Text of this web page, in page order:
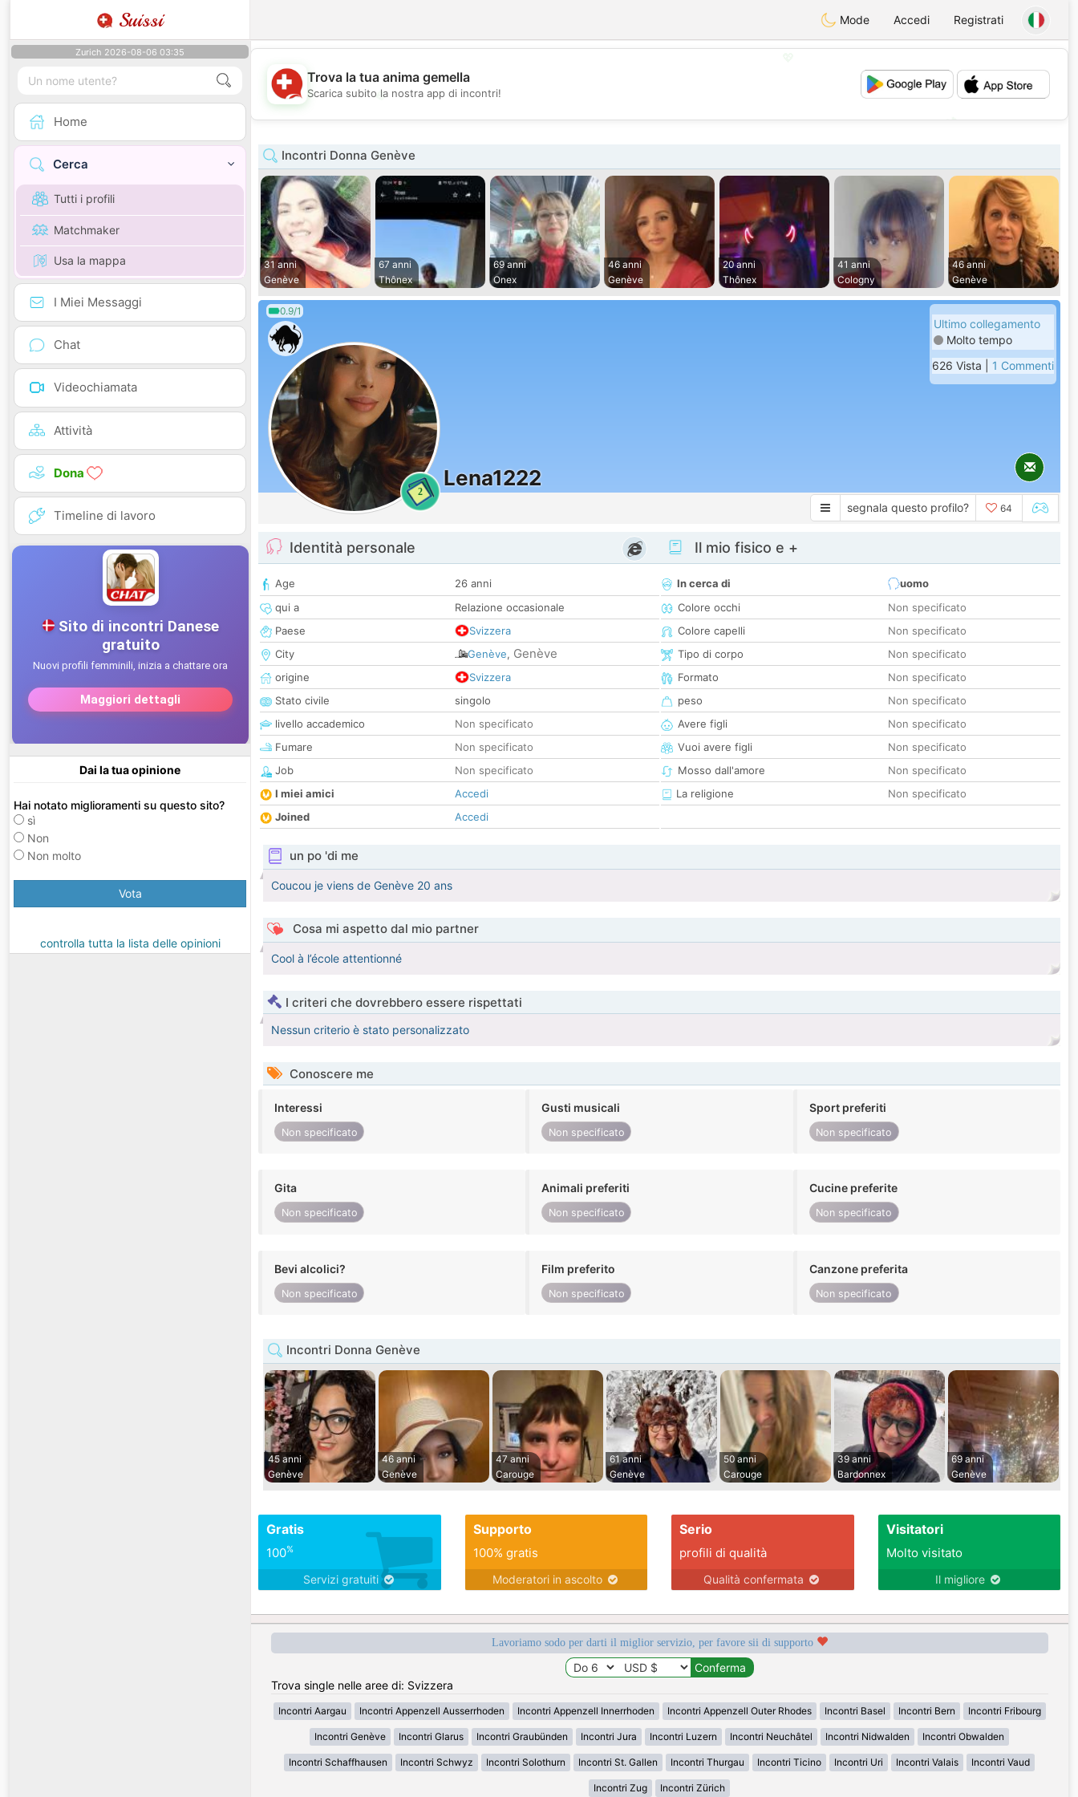
Suissi Mode Accedi Registrati
Zurich 2026-08-06 03:35
Home
Cerca
Tutti i profili
Matchmaker
Usa la mappa
I Miei Messaggi
Chat
Videochiamata
Attività
Dona
Timeline di lavoro
Dai la tua opinione
Hai notato miglioramenti su questo sito?
sì
Non
Non molto
Vota
controlla tutta la lista delle opinioni
💖
💕
Trova la tua anima gemella
Scarica subito la nostra app di incontri!
Incontri Donna Genève
31 anni
Genève
67 anni
Thônex
69 anni
Onex
46 anni
Genève
20 anni
Thônex
41 anni
Cologny
46 anni
Genève
0.9/1
2
Lena1222
Ultimo collegamento
Molto tempo
626 Vista | 1 Commenti
segnala questo profilo? 64
Identità personale
Age
26 anni
qui a
Relazione occasionale
Paese
Svizzera
City
Genève, Genève
origine
Svizzera
Stato civile
singolo
livello accademico
Non specificato
Fumare
Non specificato
Job
Non specificato
I miei amici
Accedi
Joined
Accedi
Il mio fisico e +
In cerca di
uomo
Colore occhi
Non specificato
Colore capelli
Non specificato
Tipo di corpo
Non specificato
Formato
Non specificato
peso
Non specificato
Avere figli
Non specificato
Vuoi avere figli
Non specificato
Mosso dall'amore
Non specificato
La religione
Non specificato
un po 'di me
Coucou je viens de Genève 20 ans
Cosa mi aspetto dal mio partner
Cool à l’école attentionné
I criteri che dovrebbero essere rispettati
Nessun criterio è stato personalizzato
Conoscere me
Interessi
Non specificato
Gusti musicali
Non specificato
Sport preferiti
Non specificato
Gita
Non specificato
Animali preferiti
Non specificato
Cucine preferite
Non specificato
Bevi alcolici?
Non specificato
Film preferito
Non specificato
Canzone preferita
Non specificato
Incontri Donna Genève
45 anni
Genève
46 anni
Genève
47 anni
Carouge
61 anni
Genève
50 anni
Carouge
39 anni
Bardonnex
69 anni
Genève
Gratis
100%
Servizi gratuiti
Supporto
100% gratis
Moderatori in ascolto
Serio
profili di qualità
Qualità confermata
Visitatori
Molto visitato
Il migliore
Lavoriamo sodo per darti il miglior servizio, per favore sii di supporto
Trova single nelle aree di: Svizzera
Incontri Aargau Incontri Appenzell Ausserrhoden Incontri Appenzell Innerrhoden Incontri Appenzell Outer Rhodes Incontri Basel Incontri Bern Incontri Fribourg
Incontri Genève Incontri Glarus Incontri Graubünden Incontri Jura Incontri Luzern Incontri Neuchâtel Incontri Nidwalden Incontri Obwalden
Incontri Schaffhausen Incontri Schwyz Incontri Solothurn Incontri St. Gallen Incontri Thurgau Incontri Ticino Incontri Uri Incontri Valais Incontri Vaud
Incontri Zug Incontri Zürich